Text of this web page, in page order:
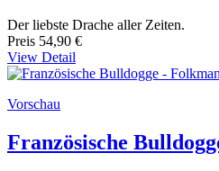
Der liebste Drache aller Zeiten.
Preis 54,90 €
View Detail
Vorschau
Französische